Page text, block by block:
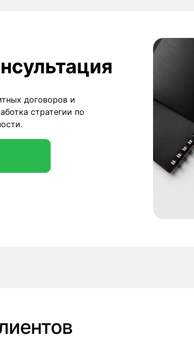
договоров и
стратегии по